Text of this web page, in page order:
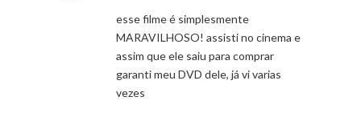
esse filme é simplesmente
MARAVILHOSO! assisti no cinema e
assim que ele saiu para comprar
garanti meu DVD dele, já vi varias
vezes